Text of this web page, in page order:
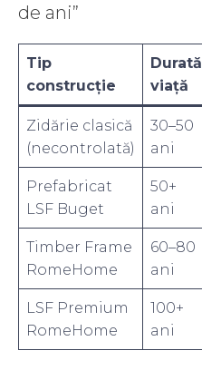
de ani”
Tip
construcție
Durată
viață
Zidărie clasică
(necontrolată)
30–50
ani
Prefabricat
LSF Buget
50+
ani
Timber Frame
RomeHome
60–80
ani
LSF Premium
RomeHome
100+
ani